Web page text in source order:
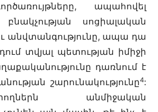
ապահովել
սոցիալական
անվտանգությունը, ապա դա
տվյալ պետության իմիջի
դառնում է
շարունակությունը4:
անմիջական